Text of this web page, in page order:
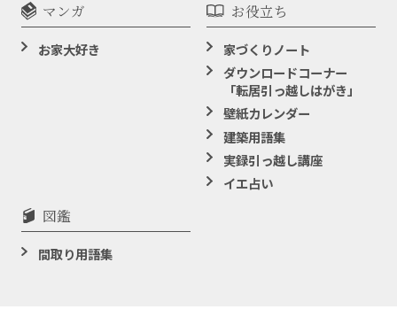
マンガ
お家大好き
お役立ち
家づくりノート
ダウンロードコーナー
「転居引っ越しはがき」
壁紙カレンダー
建築用語集
実録引っ越し講座
イエ占い
図鑑
間取り用語集